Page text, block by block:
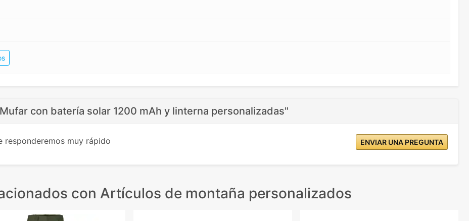
con batería solar 1200 mAh y linterna personalizadas"
responderemos muy rápido ENVIAR UNA PREGUNTA
con Artículos de montaña personalizados